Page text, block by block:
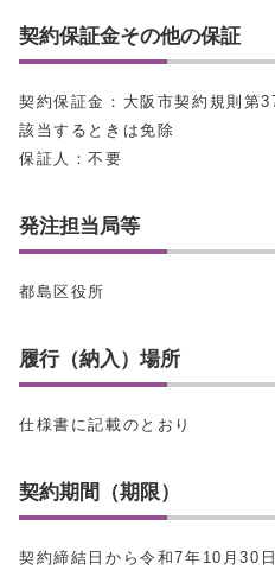
契約保証金その他の保証
契約保証金：大阪市契約規則第
該当するときは免除
保証人：不要
発注担当局等
都島区役所
履行（納入）場所
仕様書に記載のとおり
契約期間（期限）
契約締結日から令和7年10月30日